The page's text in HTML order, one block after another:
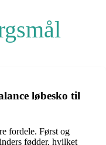
løbesko til
fordele. Først og
fødder, hvilket